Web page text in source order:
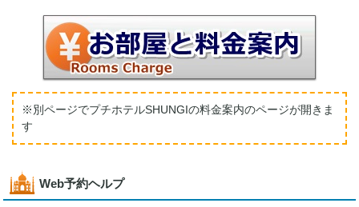
※別ページでプチホテルSHUNGIの料金案内のページが開きま
す
Web予約ヘルプ